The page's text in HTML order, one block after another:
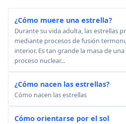
¿Cómo muere una estrella?
Durante su vida adulta, las estrellas
mediante procesos de fusión
interior. Es tan grande la masa de
proceso nuclear...
¿Cómo nacen las estrellas?
Cómo nacen las estrellas
Cómo orientarse por el sol